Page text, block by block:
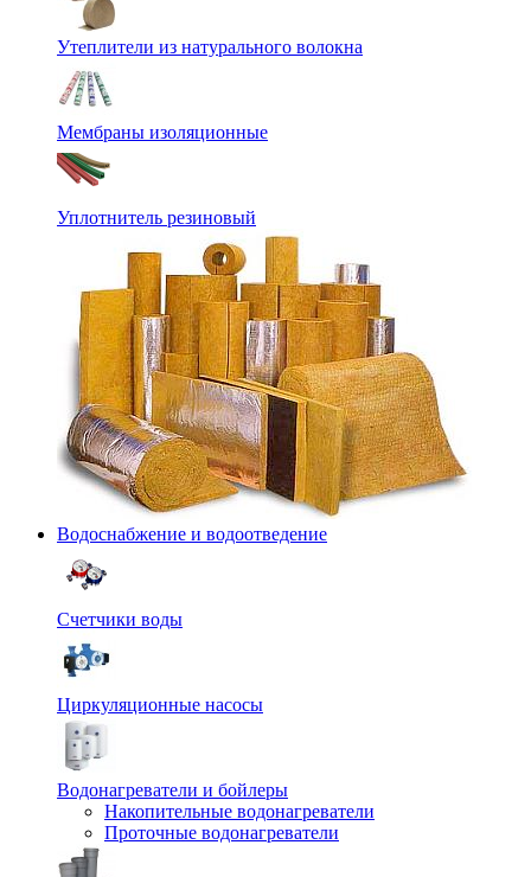
Утеплители из натурального волокна
Мембраны изоляционные
Уплотнитель резиновый
Водоснабжение и водоотведение
Счетчики воды
Циркуляционные насосы
Водонагреватели и бойлеры
Накопительные водонагреватели
Проточные водонагреватели